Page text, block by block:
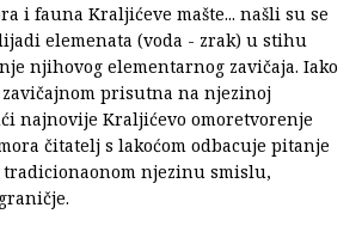
i fauna Kraljićeve mašte... našli su se
elemenata (voda - zrak) u stihu
njihovog elementarnog zavičaja. Iako
prisutna na njezinoj
najnovije Kraljićevo omoretvorenje
čitatelj s lakoćom odbacuje pitanje
njezinu smislu,